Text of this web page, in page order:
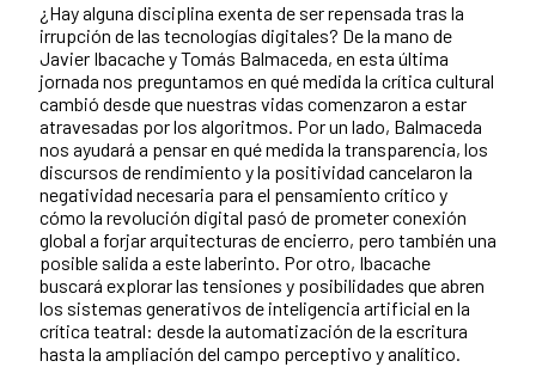
¿Hay alguna disciplina exenta de ser repensada tras la
irrupción de las tecnologías digitales? De la mano de
Javier Ibacache y Tomás Balmaceda, en esta última
jornada nos preguntamos en qué medida la crítica cultural
cambió desde que nuestras vidas comenzaron a estar
atravesadas por los algoritmos. Por un lado, Balmaceda
nos ayudará a pensar en qué medida la transparencia, los
discursos de rendimiento y la positividad cancelaron la
negatividad necesaria para el pensamiento crítico y
cómo la revolución digital pasó de prometer conexión
global a forjar arquitecturas de encierro, pero también una
posible salida a este laberinto. Por otro, Ibacache
buscará explorar las tensiones y posibilidades que abren
los sistemas generativos de inteligencia artificial en la
crítica teatral: desde la automatización de la escritura
hasta la ampliación del campo perceptivo y analítico.